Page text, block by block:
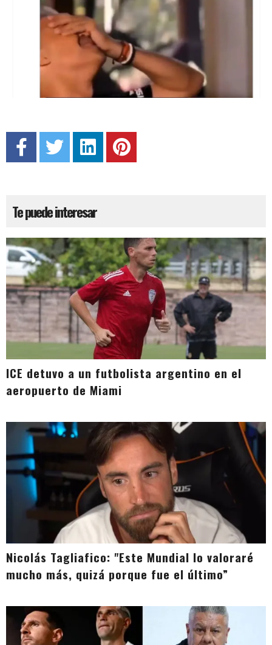
Te puede interesar
ICE detuvo a un futbolista argentino en el
aeropuerto de Miami
Nicolás Tagliafico: "Este Mundial lo valoraré
mucho más, quizá porque fue el último”